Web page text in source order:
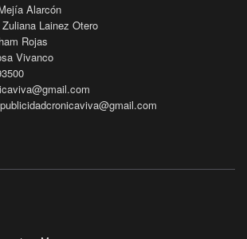
Alarcón
Lainez Otero
Rojas
Vivanco
publicidadcronicaviva@gmail.com